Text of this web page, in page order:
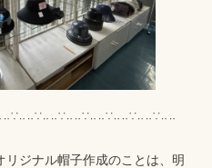
ジナル帽子作成のことは、明